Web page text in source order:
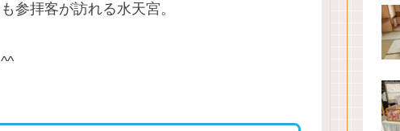
参拝客が訪れる水天宮。